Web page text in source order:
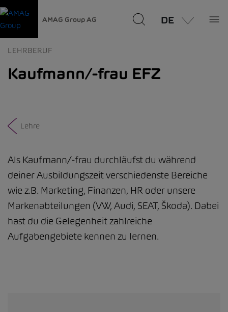
AMAG Group AG DE
LEHRBERUF
Kaufmann/-frau EFZ
Lehre
Als Kaufmann/-frau durchläufst du während
deiner Ausbildungszeit verschiedenste Bereiche
wie z.B. Marketing, Finanzen, HR oder unsere
Markenabteilungen (VW, Audi, SEAT, Škoda). Dabei
hast du die Gelegenheit zahlreiche
Aufgabengebiete kennen zu lernen.